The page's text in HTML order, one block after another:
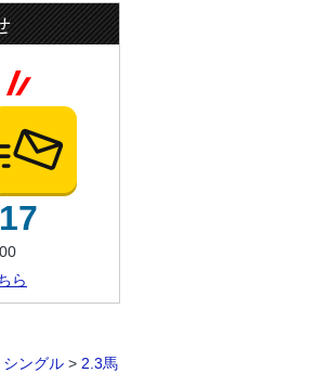
ら
シングル > 2.3馬